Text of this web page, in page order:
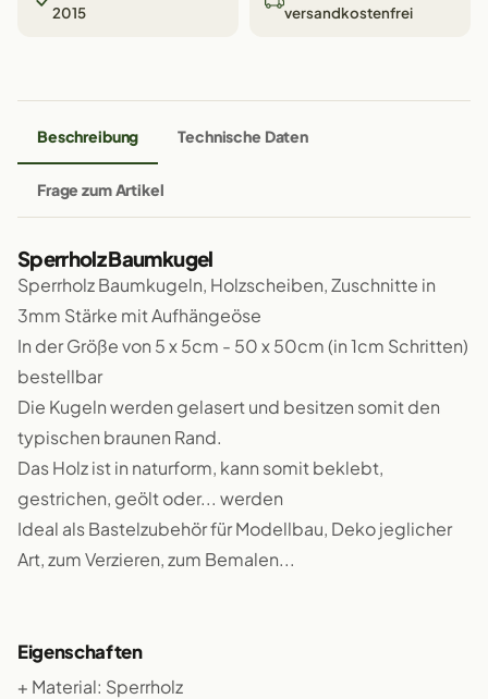
2015
versandkostenfrei
Beschreibung Technische Daten
Frage zum Artikel
Sperrholz Baumkugel
Sperrholz Baumkugeln, Holzscheiben, Zuschnitte in
3mm Stärke mit Aufhängeöse
In der Größe von 5 x 5cm - 50 x 50cm (in 1cm Schritten)
bestellbar
Die Kugeln werden gelasert und besitzen somit den
typischen braunen Rand.
Das Holz ist in naturform, kann somit beklebt,
gestrichen, geölt oder... werden
Ideal als Bastelzubehör für Modellbau, Deko jeglicher
Art, zum Verzieren, zum Bemalen...
Eigenschaften
+ Material: Sperrholz